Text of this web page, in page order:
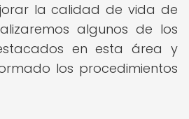
la calidad de vida de
algunos de los
en esta área y
los procedimientos